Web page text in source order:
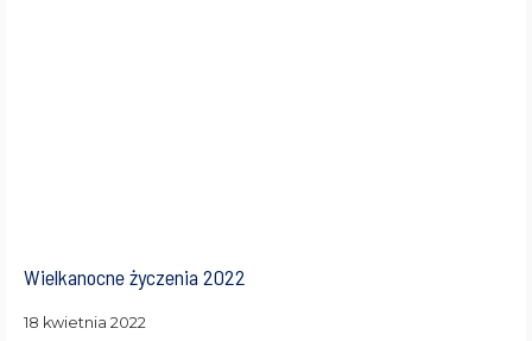
Wielkanocne życzenia 2022
18 kwietnia 2022